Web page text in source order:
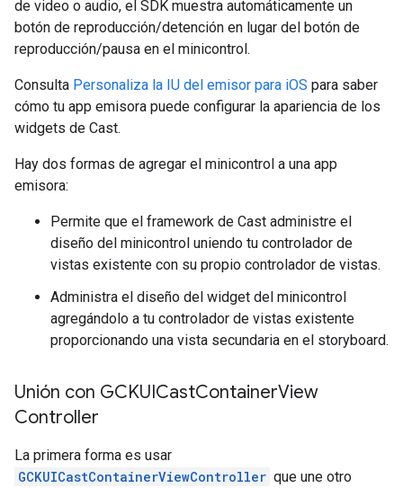
de video o audio, el SDK muestra automáticamente un
botón de reproducción/detención en lugar del botón de
reproducción/pausa en el minicontrol.
Consulta Personaliza la IU del emisor para iOS para saber
cómo tu app emisora puede configurar la apariencia de los
widgets de Cast.
Hay dos formas de agregar el minicontrol a una app
emisora:
Permite que el framework de Cast administre el
diseño del minicontrol uniendo tu controlador de
vistas existente con su propio controlador de vistas.
Administra el diseño del widget del minicontrol
agregándolo a tu controlador de vistas existente
proporcionando una vista secundaria en el storyboard.
Unión con GCKUICastContainerView
Controller
La primera forma es usar
GCKUICastContainerViewController que une otro